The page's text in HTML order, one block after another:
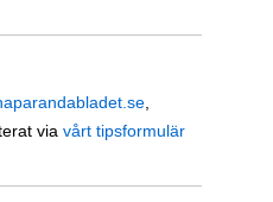
via vårt tipsformulär